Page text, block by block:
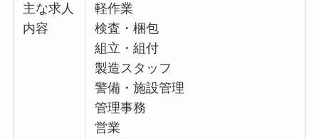
主な求人
内容
軽作業
検査・梱包
組立・組付
製造スタッフ
警備・施設管理
管理事務
営業